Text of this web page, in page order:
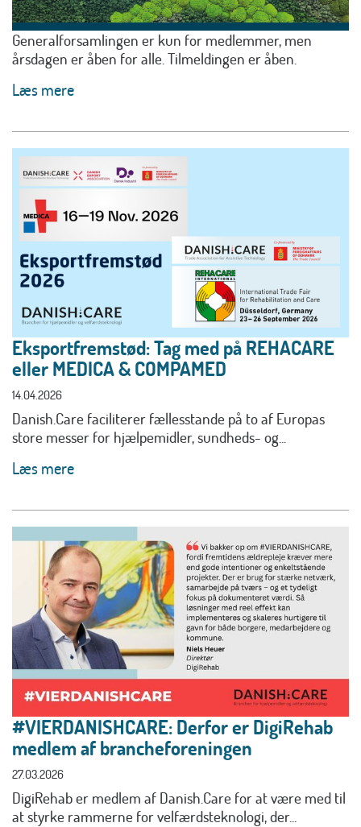
Generalforsamlingen er kun for medlemmer, men
årsdagen er åben for alle. Tilmeldingen er åben.
Læs mere
Eksportfremstød: Tag med på REHACARE
eller MEDICA & COMPAMED
14.04.2026
Danish.Care faciliterer fællesstande på to af Europas
store messer for hjælpemidler, sundheds- og...
Læs mere
#VIERDANISHCARE: Derfor er DigiRehab
medlem af brancheforeningen
27.03.2026
DigiRehab er medlem af Danish.Care for at være med til
at styrke rammerne for velfærdsteknologi, der...